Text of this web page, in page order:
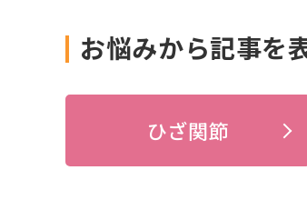
お悩みから記事を
ひざ関節